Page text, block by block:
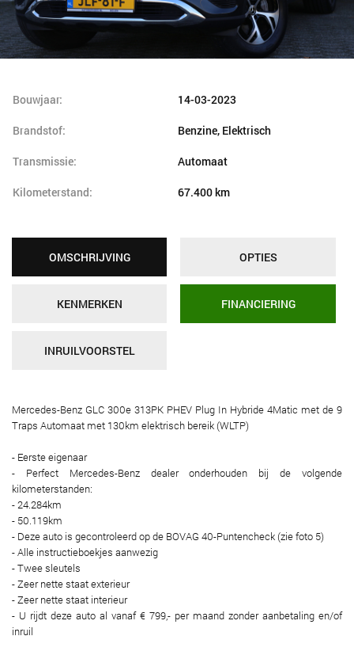
Bouwjaar: 14-03-2023
Brandstof: Benzine, Elektrisch
Transmissie: Automaat
Kilometerstand: 67.400 km
OMSCHRIJVING OPTIES
KENMERKEN FINANCIERING
INRUILVOORSTEL
Mercedes-Benz GLC 300e 313PK PHEV Plug In Hybride 4Matic met de 9
Traps Automaat met 130km elektrisch bereik (WLTP)
- Eerste eigenaar
- Perfect Mercedes-Benz dealer onderhouden bij de volgende
kilometerstanden:
- 24.284km
- 50.119km
- Deze auto is gecontroleerd op de BOVAG 40-Puntencheck (zie foto 5)
- Alle instructieboekjes aanwezig
- Twee sleutels
- Zeer nette staat exterieur
- Zeer nette staat interieur
- U rijdt deze auto al vanaf € 799,- per maand zonder aanbetaling en/of
inruil